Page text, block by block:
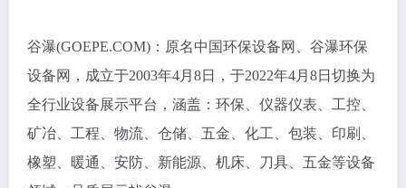
谷瀑(GOEPE.COM)：原名中国环保设备网、谷瀑环保
设备网，成立于2003年4月8日，于2022年4月8日切换为
全行业设备展示平台，涵盖：环保、仪器仪表、工控、
矿冶、工程、物流、仓储、五金、化工、包装、印刷、
橡塑、暖通、安防、新能源、机床、刀具、五金等设备